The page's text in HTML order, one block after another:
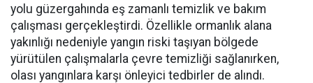
yolu güzergahında eş zamanlı temizlik ve bakım
çalışması gerçekleştirdi. Özellikle ormanlık alana
yakınlığı nedeniyle yangın riski taşıyan bölgede
yürütülen çalışmalarla çevre temizliği sağlanırken,
olası yangınlara karşı önleyici tedbirler de alındı.